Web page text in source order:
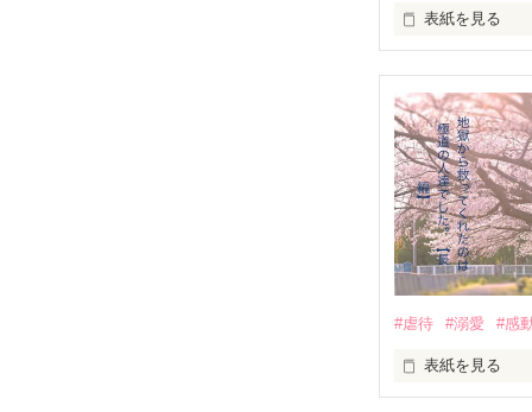
表紙を見る
不器用でも努
無口で頼れる
天才肌で笑顔
三人の姿に勇
恋、友情、
〜青春
画像AI制作
#虐待 #溺愛 #感
表紙を見る